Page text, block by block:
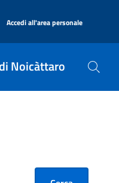
Accedi all'area personale
Noicàttaro